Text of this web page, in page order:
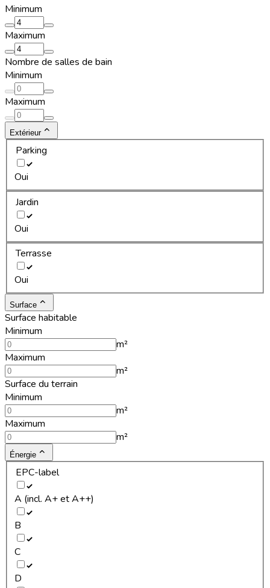
Minimum
Maximum
Nombre de salles de bain
Minimum
Maximum
Extérieur
Parking
Oui
Jardin
Oui
Terrasse
Oui
Surface
Surface habitable
Minimum
m²
Maximum
m²
Surface du terrain
Minimum
m²
Maximum
m²
Énergie
EPC-label
A (incl. A+ et A++)
B
C
D